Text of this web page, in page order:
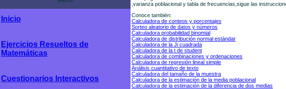
,varianza poblacional y tabla de frecuencias,sigue las
Conoce también:
Calculadora de conteos y porcentajes
Sorteo aleatorio de datos y números
Calculadora probabilidad binomial
Calculadora de distribución normal estándar
Calculadora de la Ji cuadrada
Calculadora de la t de student
Calculadora de combinaciones y ordenaciones
Calculadora de regresión lineal simple
Análisis cuantitativo de texto
Calculadora del tamaño de la muestra
Calculadora de la estimación de la media poblacional
Calculadora de la estimación de la diferencia de dos medias
Inicio
Ejercicios Resueltos de
Matemáticas
Cuestionarios Interactivos